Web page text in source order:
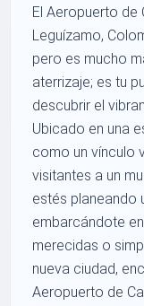
El Aeropuerto de
Leguízamo,
pero es mucho
aterrizaje; es tu
descubrir el
Ubicado en una
como un vínculo
visitantes a un
estés planeando
embarcándote
merecidas o
nueva ciudad,
Aeropuerto de